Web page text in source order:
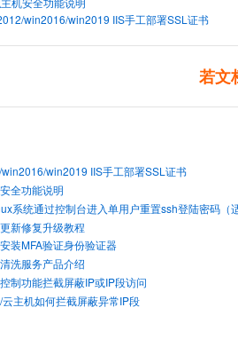
win2016/win2019 IIS手工部署SSL证书
若文
win2019 IIS手工部署SSL证书
全功能说明
系统通过控制台进入单用户重置ssh登陆密码（
新修复升级教程
装MFA验证身份验证器
洗服务产品介绍
制功能拦截屏蔽IP或IP段访问
云主机如何拦截屏蔽异常IP段